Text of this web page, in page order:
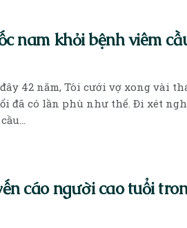
nam khỏi bệnh viêm
42 năm, Tôi cưới vợ xong vài
đã có lần phù như thế. Đi xét
cáo người cao tuổi